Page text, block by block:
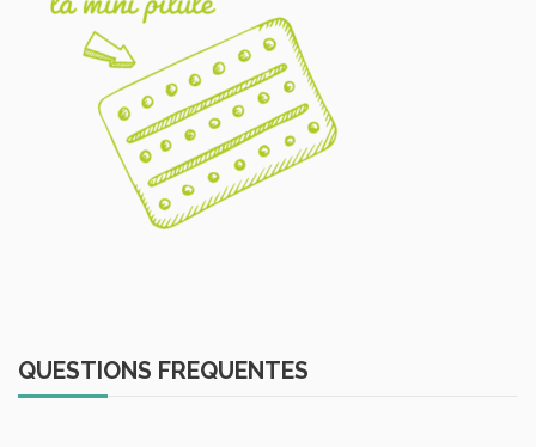
QUESTIONS FREQUENTES